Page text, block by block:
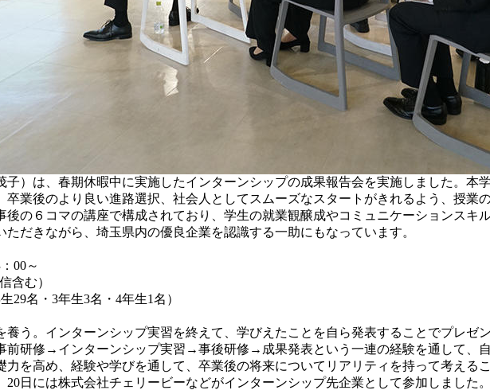
）は、春期休暇中に実施したインターンシップの成果報告会を実施しました。本
卒業後のより良い進路選択、社会人としてスムーズなスタートがきれるよう、授業
の６コマの講座で構成されており、学生の就業観醸成やコミュニケーションスキ
だきながら、埼玉県内の優良企業を認識する一助にもなっています。
00～
含む）
名・3年生3名・4年生1名）
う。インターンシップ実習を終えて、学びえたことを自ら発表することでプレゼ
前研修→インターンシップ実習→事後研修→成果発表という一連の経験を通して、
を高め、経験や学びを通して、卒業後の将来についてリアリティを持って考えるこ
日には株式会社チェリービーなどがインターンシップ先企業として参加しました。